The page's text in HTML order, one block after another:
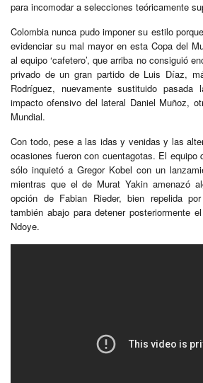
para incomodar a selecciones teóricamente
Colombia nunca pudo imponer su estilo
evidenciar su mal mayor en esta Copa del
al equipo ‘cafetero’, que arriba no consiguió
privado de un gran partido de Luis Díaz,
Rodríguez, nuevamente sustituido
impacto ofensivo del lateral Daniel Muñoz,
Mundial.
Con todo, pese a las idas y venidas y las
ocasiones fueron con cuentagotas. El equipo
sólo inquietó a Gregor Kobel con un
mientras que el de Murat Yakin amenazó
opción de Fabian Rieder, bien repelida
también abajo para detener posteriormente
Ndoye.